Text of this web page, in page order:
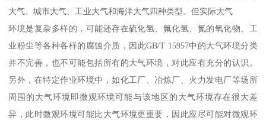
大气、城市大气、工业大气和海洋大气四种类型。但实际大气
环境是复杂多样的，可能还存在硫化氢、氟化氢、氮的氧化物、工
业粉尘等各种各样的腐蚀介质，因此GB/T 15957中的大气环境分类
并不完善，也不可能包括所有的大气环境，对此应有充分的认识。
另外，在特定作业环境中，如化工厂、冶炼厂、火力发电厂等场所
周围的大气环境即微观环境可能与该地区的大气环境存在很大差
异，此时微观环境可能比大气环境更重要，因此应尽可能对微观环